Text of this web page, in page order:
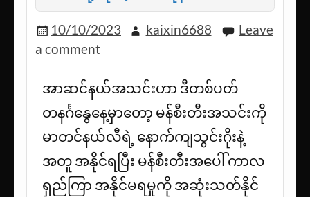
10/10/2023 kaixin6688
Leave
a comment
အာဆင်နယ်အသင်းဟာ ဒီတစ်ပတ်
တနင်္ဂနွေနေ့မှာတော့ မန်စီးတီးအသင်းကို
မာတင်နယ်လီရဲ့ နောက်ကျသွင်းဂိုးနဲ့
အတူ အနိုင်ရပြီး မန်စီးတီးအပေါ် ကာလ
ရှည်ကြာ အနိုင်မရမှုကို အဆုံးသတ်နိုင်